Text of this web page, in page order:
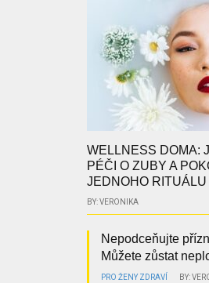
WELLNESS DOMA:
PÉČI O ZUBY A
JEDNOHO RITUÁLU
BY: VERONIKA
Nepodceňujte
Můžete zůstat
PRO ŽENY ZDRAVÍ BY: